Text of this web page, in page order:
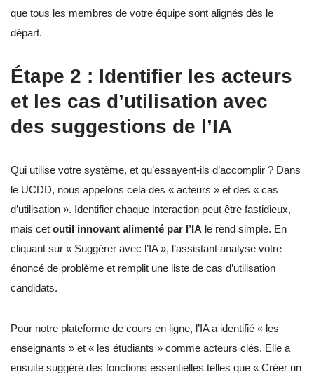
que tous les membres de votre équipe sont alignés dès le
départ.
Étape 2 : Identifier les acteurs
et les cas d’utilisation avec
des suggestions de l’IA
Qui utilise votre système, et qu’essayent-ils d’accomplir ? Dans
le UCDD, nous appelons cela des « acteurs » et des « cas
d’utilisation ». Identifier chaque interaction peut être fastidieux,
mais cet outil innovant alimenté par l’IA le rend simple. En
cliquant sur « Suggérer avec l’IA », l’assistant analyse votre
énoncé de problème et remplit une liste de cas d’utilisation
candidats.
Pour notre plateforme de cours en ligne, l’IA a identifié « les
enseignants » et « les étudiants » comme acteurs clés. Elle a
ensuite suggéré des fonctions essentielles telles que « Créer un